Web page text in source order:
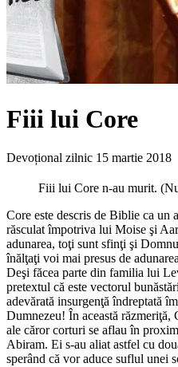
Fiii lui Core
Devoțional zilnic 15 martie 2018
Fiii lui Core n-au murit.
Core este descris de Biblie ca un
răsculat împotriva lui Moise şi
adunarea, toţi sunt sfinţi şi
înălţaţi voi mai presus de
Deşi făcea parte din familia lui
pretextul că este vectorul
adevărată insurgenţă îndreptată
Dumnezeu! În această
ale căror corturi se aflau în
Abiram. Ei s-au aliat astfel cu
sperând că vor aduce suflul unei